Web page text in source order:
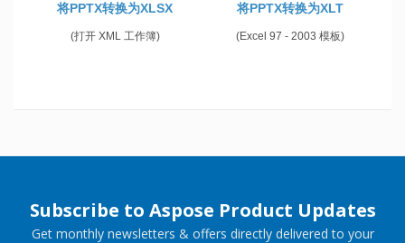
将PPTX转换为XLSX
(打开 XML 工作簿)
将PPTX转换为XLT
(Excel 97 - 2003 模板)
Subscribe to Aspose Product Updates
Get monthly newsletters & offers directly delivered to your